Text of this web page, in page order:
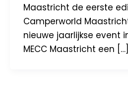
Maastricht de eerste
Camperworld
nieuwe jaarlijkse event
MECC Maastricht een […]